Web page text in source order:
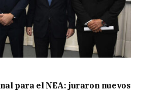
para el NEA: juraron nuevos